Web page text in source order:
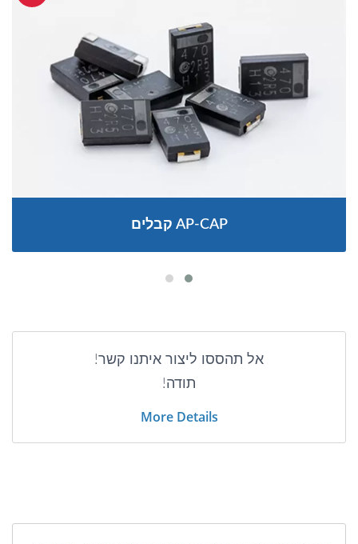
קבלים AP-CAP
אל תהססו ליצור איתנו קשר!
תודה!
More Details